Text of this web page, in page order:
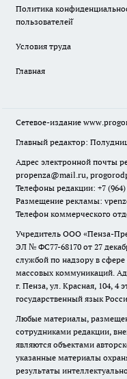
Политика
пользователей̆
Условия труда
Главная
Сетевое-издание
Главный редактор:
Адрес электронной почты
propenza@mail.ru,
Телефоны редакции: +7 (964)
Размещение рекламы:
Телефон коммерческого
Учредитель ООО «Пенза-
ЭЛ № ФС77-68170 от 27
службой по надзору в
массовых коммуникаций.
г. Пенза, ул. Красная, 104, 4
государственный язык
Любые материалы,
сотрудниками редакции,
являются объектами
указанные материалы
результаты